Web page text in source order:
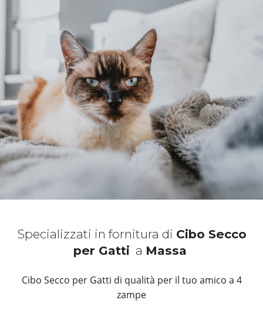
Specializzati in fornitura di Cibo Secco
per Gatti a Massa
Cibo Secco per Gatti di qualità per il tuo amico a 4
zampe